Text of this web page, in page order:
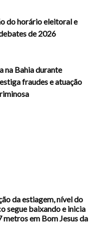
do horário eleitoral e
de 2026
na Bahia durante
fraudes e atuação
da estiagem, nível do
segue baixando e inicia
em Bom Jesus da